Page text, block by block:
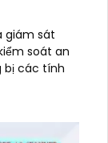
giám sát
soát an